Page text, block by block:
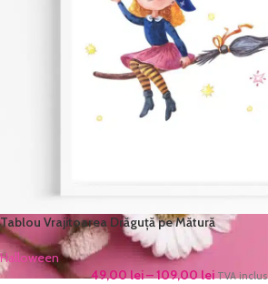
Tablou Vrajitoarea Drăguță pe Mătură
Halloween
49,00lei–109,00lei TVA inclus